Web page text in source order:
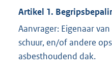
Artikel 1.
Aanvrager: Eigenaar
schuur, en/of andere
asbesthoudend dak.